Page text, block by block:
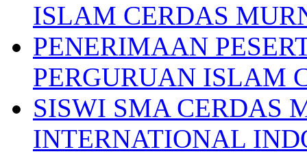
ISLAM CERDAS
PENERIMAAN
PERGURUAN ISLAM
SISWI SMA CERDAS
INTERNATIONAL